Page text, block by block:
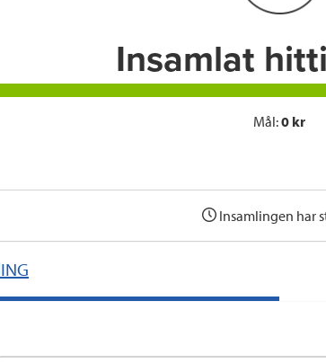
Insamlat
Mål:0 kr
Insamlingen har